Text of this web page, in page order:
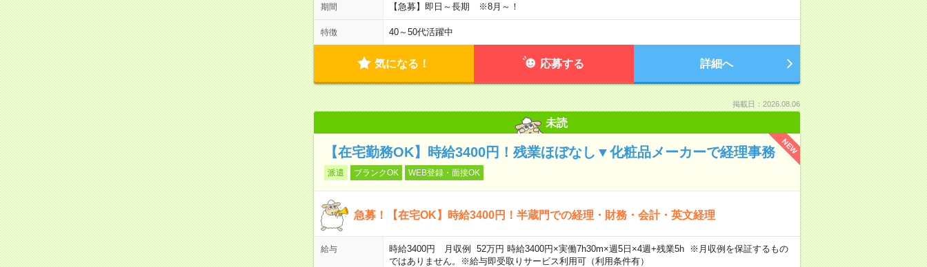
期間 【急募】即日～長期 ※8月～！
特徴 40～50代活躍中
気になる！ 応募する 詳細へ
掲載日：2026.08.06
未読
NEW
【在宅勤務OK】時給3400円！残業ほぼなし▼化粧品メーカーで経理事務
派遣 ブランクOK WEB登録・面接OK
急募！【在宅OK】時給3400円！半蔵門での経理・財務・会計・英文経理
給与
時給3400円 月収例 52万円 時給3400円×実働7h30m×週5日×4週+残業5h ※月収例を保証するもの
ではありません。※給与即受取りサービス利用可（利用条件有）